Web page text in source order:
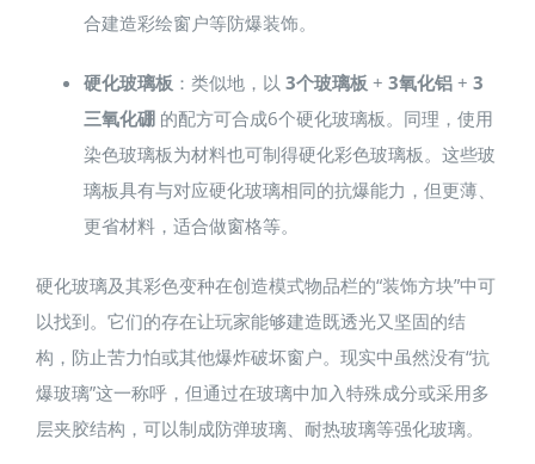
合建造彩绘窗户等防爆装饰。
硬化玻璃板 ：类似地，以 3个玻璃板 + 3氧化铝+ 3
三氧化硼的配方可合成6个硬化玻璃板。同理，使用
染色玻璃板为材料也可制得硬化彩色玻璃板。这些玻
璃板具有与对应硬化玻璃相同的抗爆能力，但更薄、
更省材料，适合做窗格等。
硬化玻璃及其彩色变种在创造模式物品栏的“装饰方块”中可
以找到。它们的存在让玩家能够建造既透光又坚固的结
构，防止苦力怕或其他爆炸破坏窗户。现实中虽然没有“抗
爆玻璃”这一称呼，但通过在玻璃中加入特殊成分或采用多
层夹胶结构，可以制成防弹玻璃、耐热玻璃等强化玻璃。